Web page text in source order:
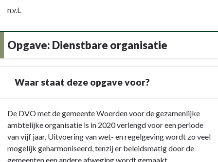
Terug
navigatie
Bestuur,
veiligheid
Overige
ontwikkelingen
n.v.t.
Opgave: Dienstbare organisatie
Waar staat deze opgave voor?
Terug
naar
navigatie
Opgave:
De DVO met de gemeente Woerden voor de gezamenlijke
ambtelijke organisatie is in 2020 verlengd voor een periode
van vijf jaar. Uitvoering van wet- en regelgeving wordt zo veel
mogelijk geharmoniseerd, tenzij er beleidsmatig door de
gemeenten een andere afweging wordt gemaakt.